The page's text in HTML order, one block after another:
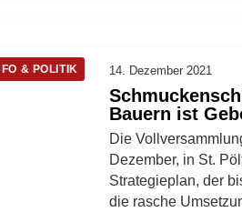
& POLITIK 14. Dezember 2021
Bauern ist
Die
Dezember, in St.
Strategieplan, der
die rasche